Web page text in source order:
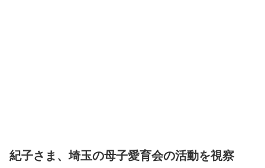
紀子さま、埼玉の母子愛育会の活動を視察